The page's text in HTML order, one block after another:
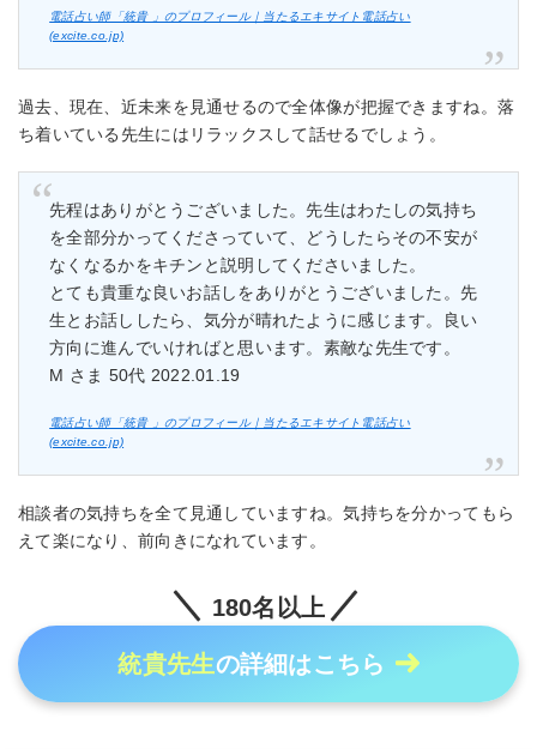
電話占い師「統貴 」のプロフィール｜当たるエキサイト電話占い
(excite.co.jp)
過去、現在、近未来を見通せるので全体像が把握できますね。落
ち着いている先生にはリラックスして話せるでしょう。
先程はありがとうございました。先生はわたしの気持ち
を全部分かってくださっていて、どうしたらその不安が
なくなるかをキチンと説明してくださいました。
とても貴重な良いお話しをありがとうございました。先
生とお話ししたら、気分が晴れたように感じます。良い
方向に進んでいければと思います。素敵な先生です。
M さま 50代 2022.01.19
電話占い師「統貴 」のプロフィール｜当たるエキサイト電話占い
(excite.co.jp)
相談者の気持ちを全て見通していますね。気持ちを分かってもら
えて楽になり、前向きになれています。
180名以上
統貴先生の詳細はこちら